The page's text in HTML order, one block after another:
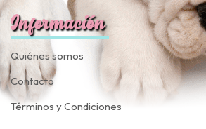
Información
Quiénes somos
Contacto
Términos y Condiciones